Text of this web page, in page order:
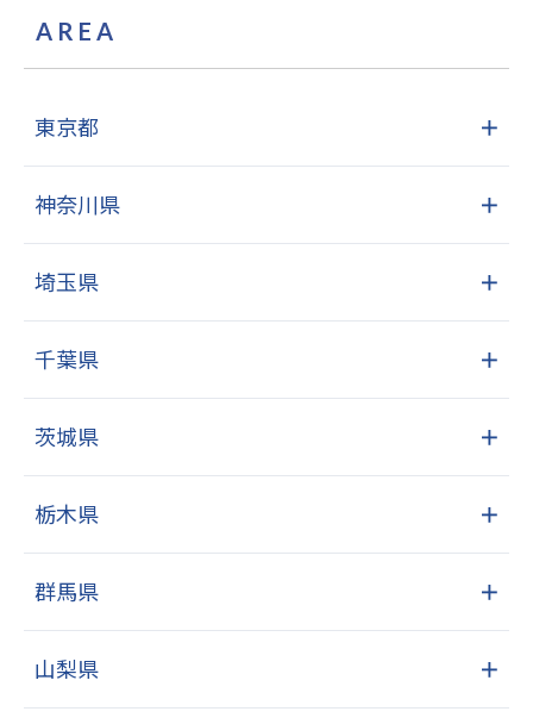
AREA
東京都 ＋
神奈川県 ＋
埼玉県 ＋
千葉県 ＋
茨城県 ＋
栃木県 ＋
群馬県 ＋
山梨県 ＋